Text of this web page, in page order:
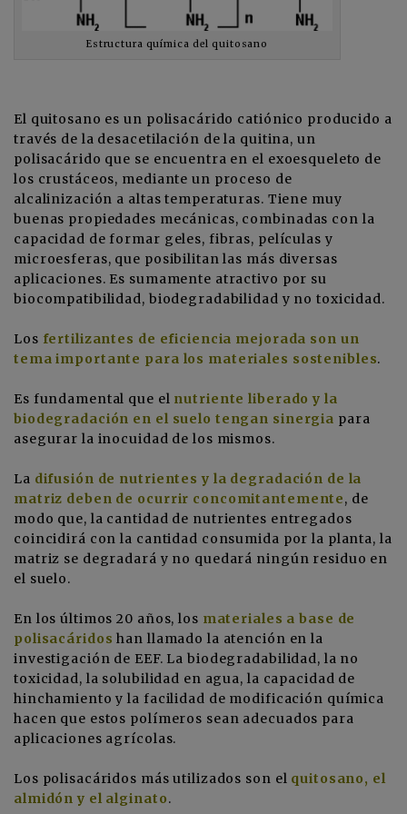
Estructura química del quitosano
El quitosano es un polisacárido catiónico producido a
través de la desacetilación de la quitina, un
polisacárido que se encuentra en el exoesqueleto de
los crustáceos, mediante un proceso de
alcalinización a altas temperaturas. Tiene muy
buenas propiedades mecánicas, combinadas con la
capacidad de formar geles, fibras, películas y
microesferas, que posibilitan las más diversas
aplicaciones. Es sumamente atractivo por su
biocompatibilidad, biodegradabilidad y no toxicidad.
Los fertilizantes de eficiencia mejorada son un
tema importante para los materiales sostenibles.
Es fundamental que el nutriente liberado y la
biodegradación en el suelo tengan sinergia para
asegurar la inocuidad de los mismos.
La difusión de nutrientes y la degradación de la
matriz deben de ocurrir concomitantemente, de
modo que, la cantidad de nutrientes entregados
coincidirá con la cantidad consumida por la planta, la
matriz se degradará y no quedará ningún residuo en
el suelo.
En los últimos 20 años, los materiales a base de
polisacáridos han llamado la atención en la
investigación de EEF. La biodegradabilidad, la no
toxicidad, la solubilidad en agua, la capacidad de
hinchamiento y la facilidad de modificación química
hacen que estos polímeros sean adecuados para
aplicaciones agrícolas.
Los polisacáridos más utilizados son el quitosano, el
almidón y el alginato.